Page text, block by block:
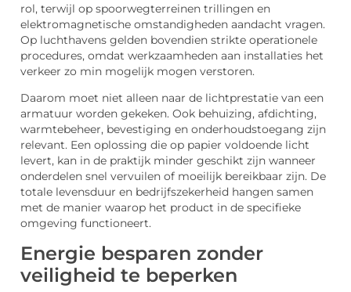
rol, terwijl op spoorwegterreinen trillingen en
elektromagnetische omstandigheden aandacht vragen.
Op luchthavens gelden bovendien strikte operationele
procedures, omdat werkzaamheden aan installaties het
verkeer zo min mogelijk mogen verstoren.
Daarom moet niet alleen naar de lichtprestatie van een
armatuur worden gekeken. Ook behuizing, afdichting,
warmtebeheer, bevestiging en onderhoudstoegang zijn
relevant. Een oplossing die op papier voldoende licht
levert, kan in de praktijk minder geschikt zijn wanneer
onderdelen snel vervuilen of moeilijk bereikbaar zijn. De
totale levensduur en bedrijfszekerheid hangen samen
met de manier waarop het product in de specifieke
omgeving functioneert.
Energie besparen zonder
veiligheid te beperken